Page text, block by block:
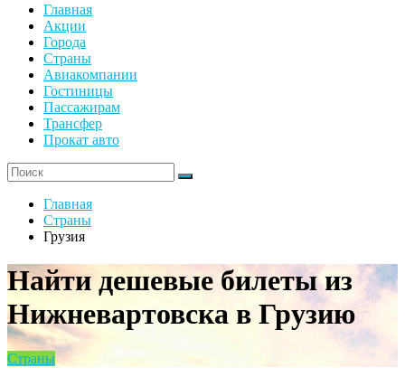
Главная
Акции
Города
Страны
Авиакомпании
Гостиницы
Пассажирам
Трансфер
Прокат авто
Главная
Страны
Грузия
Найти дешевые билеты из
Нижневартовска в Грузию
Страны